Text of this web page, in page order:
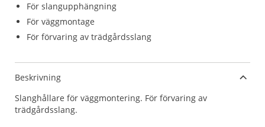
För slangupphängning
För väggmontage
För förvaring av trädgårdsslang
Beskrivning
Slanghållare för väggmontering. För förvaring av
trädgårdsslang.